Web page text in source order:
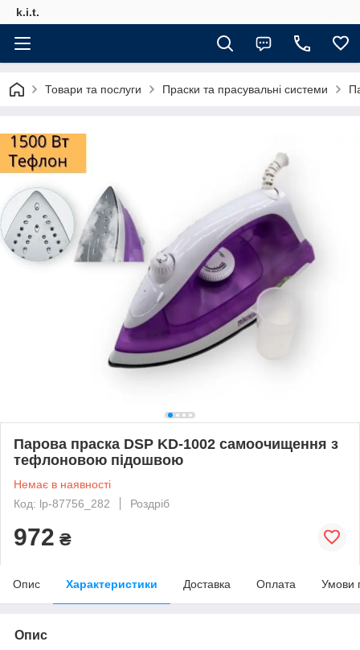
k.i.t.
Товари та послуги Праски та прасувальні системи
Парова праска DSP KD-1002 самоочищення з
тефлоновою підошвою
Немає в наявності
Код: lp-87756_282
Роздріб
972 ₴
Опис Характеристики Доставка Оплата Умови
Опис